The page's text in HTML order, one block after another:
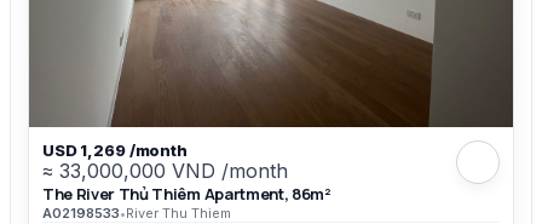
USD 1,269 /month
≈ 33,000,000 VND /month
The River Thủ Thiêm Apartment, 86m²
A02198533•River Thu Thiem